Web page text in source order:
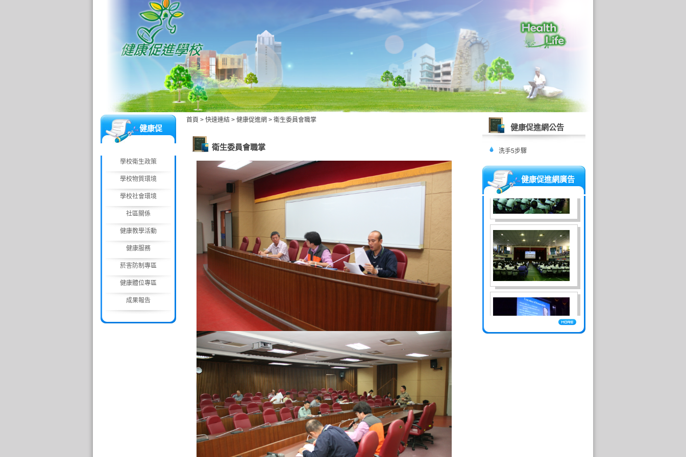
健康促
學校衛生政策
學校物質環境
學校社會環境
社區關係
健康教學活動
健康服務
菸害防制專區
健康體位專區
成果報告
首頁 > 快速連結 > 健康促進網 > 衛生委員會職掌
衛生委員會職掌
健康促進網公告
洗手5步驟
健康促進網廣告